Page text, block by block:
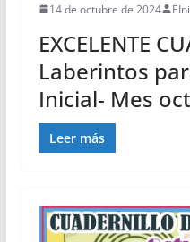
14 de octubre de 2024
EXCELENTE
Laberintos
Inicial- Mes
Leer más